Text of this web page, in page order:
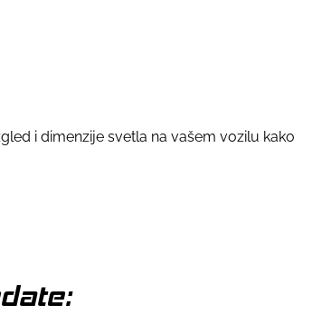
i dimenzije svetla na vašem vozilu kako